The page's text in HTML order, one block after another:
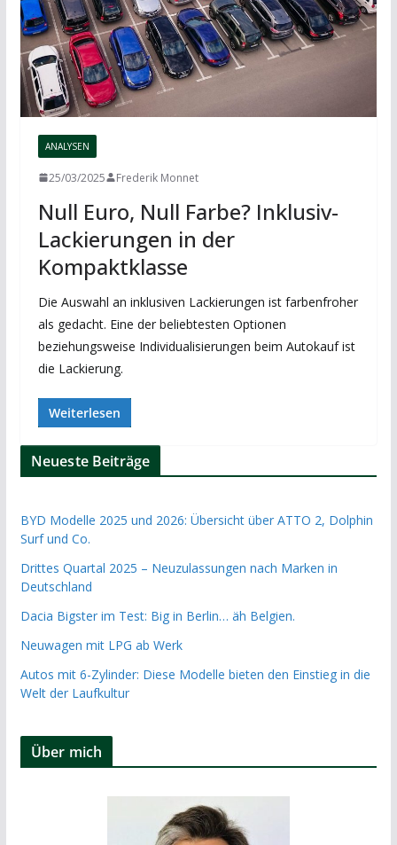
ANALYSEN
25/03/2025 Frederik Monnet
Null Euro, Null Farbe? Inklusiv-
Lackierungen in der
Kompaktklasse
Die Auswahl an inklusiven Lackierungen ist farbenfroher
als gedacht. Eine der beliebtesten Optionen
beziehungsweise Individualisierungen beim Autokauf ist
die Lackierung.
Weiterlesen
Neueste Beiträge
BYD Modelle 2025 und 2026: Übersicht über ATTO 2, Dolphin
Surf und Co.
Drittes Quartal 2025 – Neuzulassungen nach Marken in
Deutschland
Dacia Bigster im Test: Big in Berlin… äh Belgien.
Neuwagen mit LPG ab Werk
Autos mit 6-Zylinder: Diese Modelle bieten den Einstieg in die
Welt der Laufkultur
Über mich